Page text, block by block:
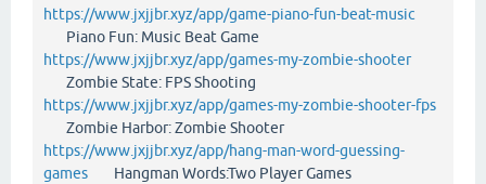
https://www.jxjjbr.xyz/app/game-piano-fun-beat-music
Piano Fun: Music Beat Game
https://www.jxjjbr.xyz/app/games-my-zombie-shooter
Zombie State: FPS Shooting
https://www.jxjjbr.xyz/app/games-my-zombie-shooter-fps
Zombie Harbor: Zombie Shooter
https://www.jxjjbr.xyz/app/hang-man-word-guessing-
games Hangman Words:Two Player Games